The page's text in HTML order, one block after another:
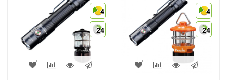
4
24
4
24